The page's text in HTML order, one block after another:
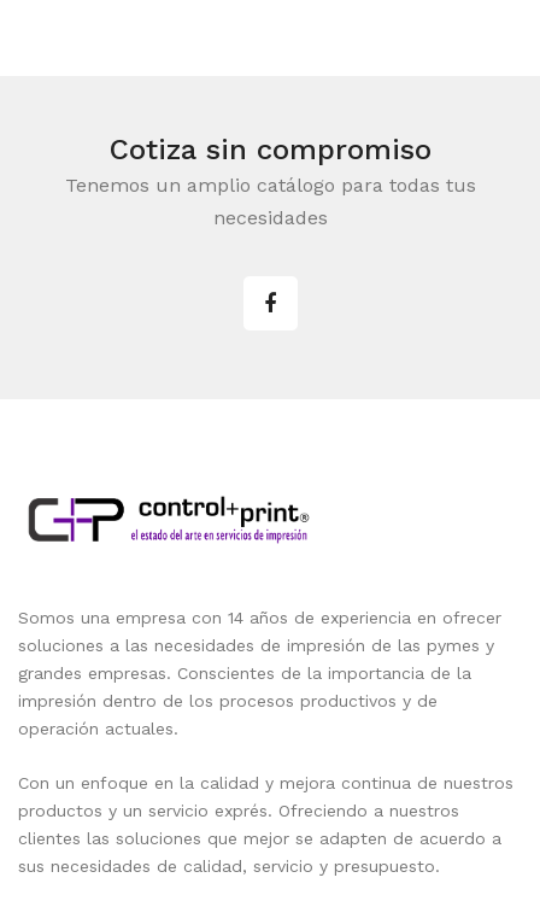
Cotiza sin compromiso
Tenemos un amplio catálogo para todas tus
necesidades
Somos una empresa con 14 años de experiencia en ofrecer
soluciones a las necesidades de impresión de las pymes y
grandes empresas. Conscientes de la importancia de la
impresión dentro de los procesos productivos y de
operación actuales.
Con un enfoque en la calidad y mejora continua de nuestros
productos y un servicio exprés. Ofreciendo a nuestros
clientes las soluciones que mejor se adapten de acuerdo a
sus necesidades de calidad, servicio y presupuesto.